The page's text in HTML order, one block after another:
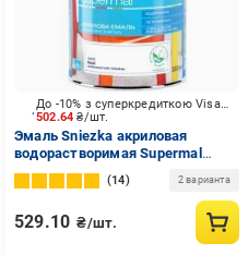
502.64₴/шт.
До -10% з суперкредиткою Visa Вигода
Эмаль Sniezka акриловая
водорастворимая Supermal
белый шелковистый глянец
0,8 л
14 2 варианта
529.10 ₴/шт.